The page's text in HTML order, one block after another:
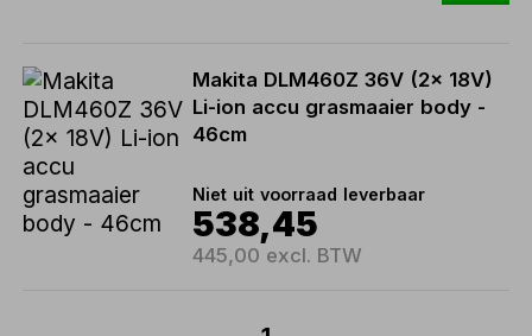
Makita DLM460Z 36V (2x 18V)
Li-ion accu grasmaaier body -
46cm
Niet uit voorraad leverbaar
538,45
445,00 excl. BTW